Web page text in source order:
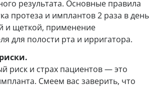
результата. Основные правила
протеза и имплантов 2 раза в день
и щеткой, применение
для полости рта и ирригатора.
риск и страх пациентов — это
Смеем вас заверить, что